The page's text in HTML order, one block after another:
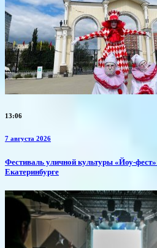
13:06
7 августа 2026
​Фестиваль уличной культуры «Йоу-
Екатеринбурге